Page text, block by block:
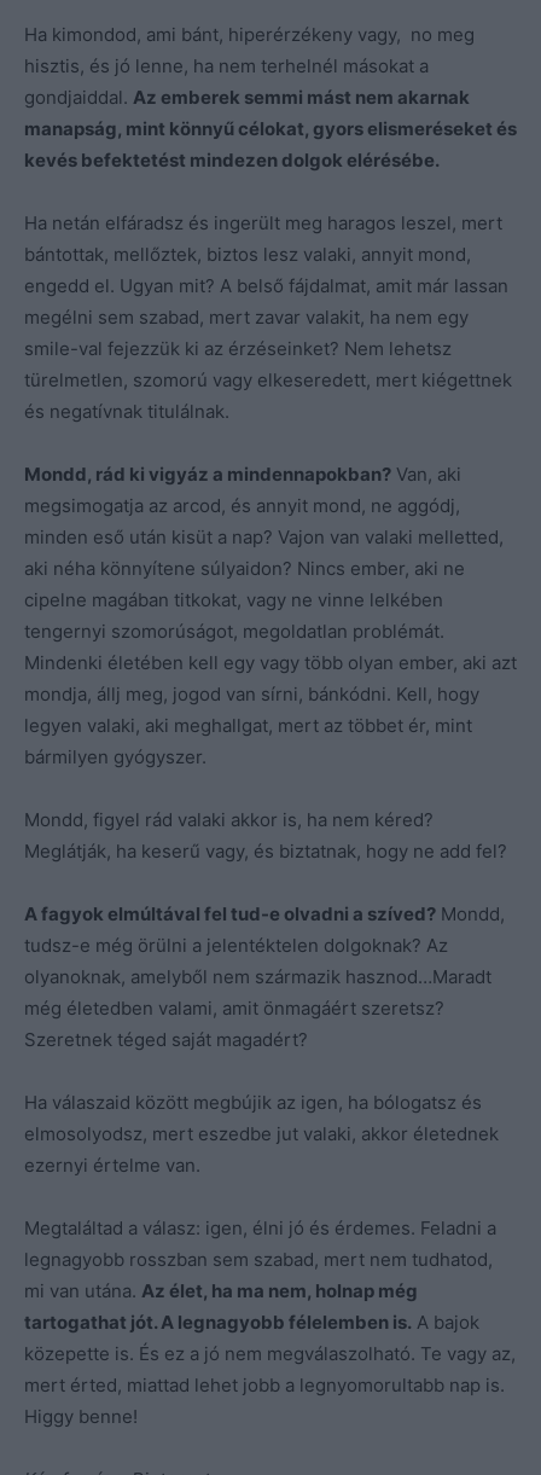
Ha kimondod, ami bánt, hiperérzékeny vagy, no meg
hisztis, és jó lenne, ha nem terhelnél másokat a
gondjaiddal. Az emberek semmi mást nem akarnak
manapság, mint könnyű célokat, gyors elismeréseket és
kevés befektetést mindezen dolgok elérésébe.
Ha netán elfáradsz és ingerült meg haragos leszel, mert
bántottak, mellőztek, biztos lesz valaki, annyit mond,
engedd el. Ugyan mit? A belső fájdalmat, amit már lassan
megélni sem szabad, mert zavar valakit, ha nem egy
smile-val fejezzük ki az érzéseinket? Nem lehetsz
türelmetlen, szomorú vagy elkeseredett, mert kiégettnek
és negatívnak titulálnak.
Mondd, rád ki vigyáz a mindennapokban? Van, aki
megsimogatja az arcod, és annyit mond, ne aggódj,
minden eső után kisüt a nap? Vajon van valaki melletted,
aki néha könnyítene súlyaidon? Nincs ember, aki ne
cipelne magában titkokat, vagy ne vinne lelkében
tengernyi szomorúságot, megoldatlan problémát.
Mindenki életében kell egy vagy több olyan ember, aki azt
mondja, állj meg, jogod van sírni, bánkódni. Kell, hogy
legyen valaki, aki meghallgat, mert az többet ér, mint
bármilyen gyógyszer.
Mondd, figyel rád valaki akkor is, ha nem kéred?
Meglátják, ha keserű vagy, és biztatnak, hogy ne add fel?
A fagyok elmúltával fel tud-e olvadni a szíved? Mondd,
tudsz-e még örülni a jelentéktelen dolgoknak? Az
olyanoknak, amelyből nem származik hasznod…Maradt
még életedben valami, amit önmagáért szeretsz?
Szeretnek téged saját magadért?
Ha válaszaid között megbújik az igen, ha bólogatsz és
elmosolyodsz, mert eszedbe jut valaki, akkor életednek
ezernyi értelme van.
Megtaláltad a válasz: igen, élni jó és érdemes. Feladni a
legnagyobb rosszban sem szabad, mert nem tudhatod,
mi van utána. Az élet, ha ma nem, holnap még
tartogathat jót. A legnagyobb félelemben is. A bajok
közepette is. És ez a jó nem megválaszolható. Te vagy az,
mert érted, miattad lehet jobb a legnyomorultabb nap is.
Higgy benne!